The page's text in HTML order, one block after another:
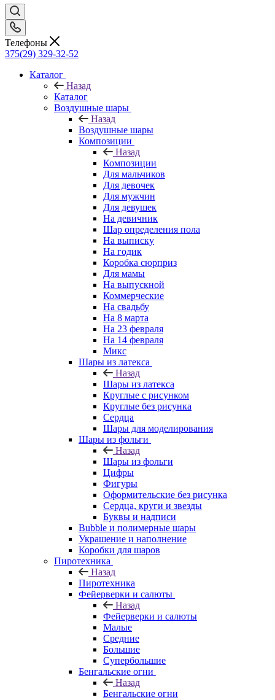
Телефоны
375(29) 329-32-52
Каталог
Назад
Каталог
Воздушные шары
Назад
Воздушные шары
Композиции
Назад
Композиции
Для мальчиков
Для девочек
Для мужчин
Для девушек
На девичник
Шар определения пола
На выписку
На годик
Коробка сюрприз
Для мамы
На выпускной
Коммерческие
На свадьбу
На 8 марта
На 23 февраля
На 14 февраля
Микс
Шары из латекса
Назад
Шары из латекса
Круглые с рисунком
Круглые без рисунка
Сердца
Шары для моделирования
Шары из фольги
Назад
Шары из фольги
Цифры
Фигуры
Оформительские без рисунка
Сердца, круги и звезды
Буквы и надписи
Bubble и полимерные шары
Украшение и наполнение
Коробки для шаров
Пиротехника
Назад
Пиротехника
Фейерверки и салюты
Назад
Фейерверки и салюты
Малые
Средние
Большие
Супербольшие
Бенгальские огни
Назад
Бенгальские огни